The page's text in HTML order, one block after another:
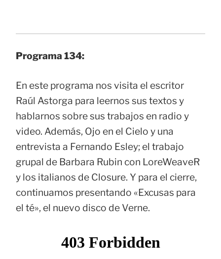
Programa 134:
En este programa nos visita el escritor
Raúl Astorga para leernos sus textos y
hablarnos sobre sus trabajos en radio y
video. Además, Ojo en el Cielo y una
entrevista a Fernando Esley; el trabajo
grupal de Barbara Rubin con LoreWeaveR
y los italianos de Closure. Y para el cierre,
continuamos presentando «Excusas para
el té», el nuevo disco de Verne.